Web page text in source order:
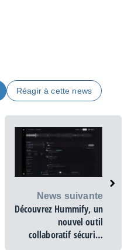
Réagir à cette news
News suivante
Découvrez Hummify, un
nouvel outil
collaboratif sécurisé